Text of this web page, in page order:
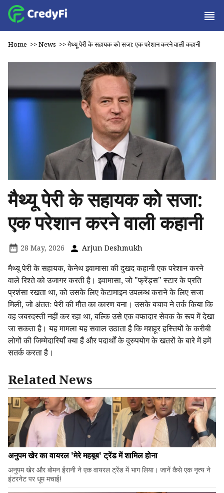
Home >>News >>मैथ्यू पेरी के सहायक को सजा: एक परेशान करने वाली कहानी
मैथ्यू पेरी के सहायक को सजा:
एक परेशान करने वाली कहानी
28 May, 2026 Arjun Deshmukh
मैथ्यू पेरी के सहायक, केनेथ इवामासा की दुखद कहानी एक परेशान करने
वाले रिश्ते को उजागर करती है। इवामासा, जो "फ्रेंड्स" स्टार के प्रति
प्रशंसा रखता था, को उसके लिए केटामाइन उपलब्ध कराने के लिए सजा
मिली, जो अंततः पेरी की मौत का कारण बना। उसके बचाव ने तर्क किया कि
वह जबरदस्ती नहीं कर रहा था, बल्कि उसे एक वफादार सेवक के रूप में देखा
जा सकता है। यह मामला यह सवाल उठाता है कि मशहूर हस्तियों के करीबी
लोगों की जिम्मेदारियाँ क्या हैं और पदार्थों के दुरुपयोग के खतरों के बारे में हमें
सतर्क करता है।
Related News
अनुपम खेर का वायरल 'मेरे महबूब' ट्रेंड में शामिल होना
अनुपम खेर और बोमन ईरानी ने एक वायरल ट्रेंड में भाग लिया। जानें कैसे एक नृत्य ने
इंटरनेट पर धूम मचाई!